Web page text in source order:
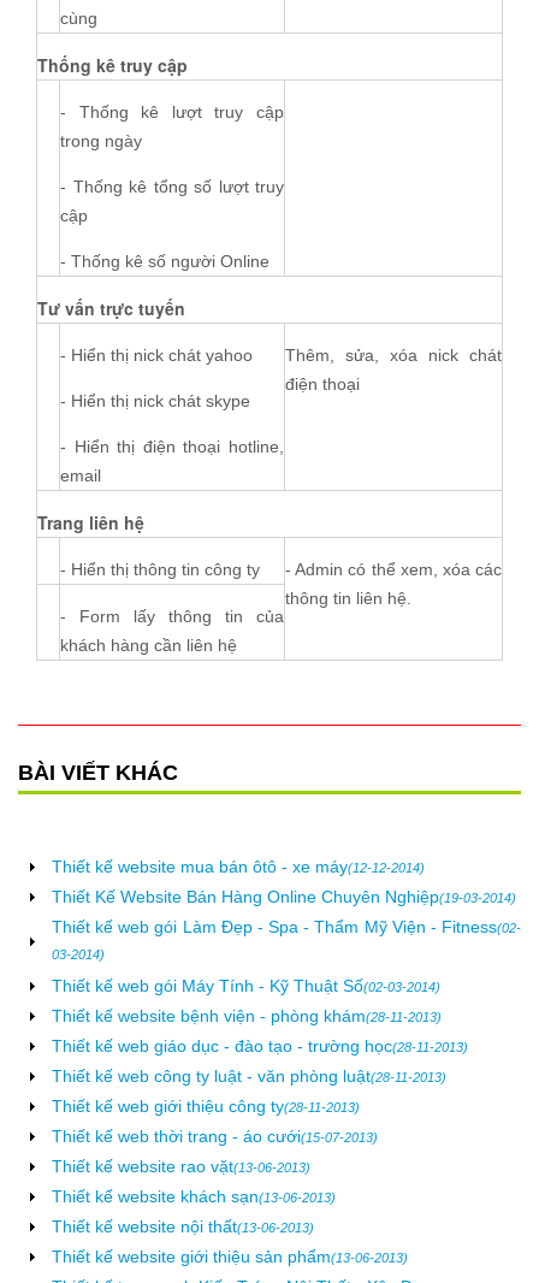
cùng
Thống kê truy cập
- Thống kê lượt truy cập
trong ngày
- Thống kê tổng số lượt truy
cập
- Thống kê số người Online
Tư vấn trực tuyến
- Hiển thị nick chát yahoo
- Hiển thị nick chát skype
- Hiển thị điện thoại hotline,
email
Thêm, sửa, xóa nick chát
điện thoại
Trang liên hệ
- Hiển thị thông tin công ty
- Admin có thể xem, xóa các
thông tin liên hệ.
- Form lấy thông tin của
khách hàng cần liên hệ
BÀI VIẾT KHÁC
Thiết kế website mua bán ôtô - xe máy(12-12-2014)
Thiết Kế Website Bán Hàng Online Chuyên Nghiệp(19-03-2014)
Thiết kế web gói Làm Đẹp - Spa - Thẩm Mỹ Viện - Fitness(02-
03-2014)
Thiết kế web gói Máy Tính - Kỹ Thuật Số(02-03-2014)
Thiết kế website bệnh viện - phòng khám(28-11-2013)
Thiết kế web giáo dục - đào tạo - trường học(28-11-2013)
Thiết kế web công ty luật - văn phòng luật(28-11-2013)
Thiết kế web giới thiệu công ty(28-11-2013)
Thiết kế web thời trang - áo cưới(15-07-2013)
Thiết kế website rao vặt(13-06-2013)
Thiết kế website khách sạn(13-06-2013)
Thiết kế website nội thất(13-06-2013)
Thiết kế website giới thiệu sản phẩm(13-06-2013)